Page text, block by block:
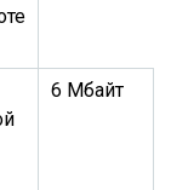
6 Мбайт